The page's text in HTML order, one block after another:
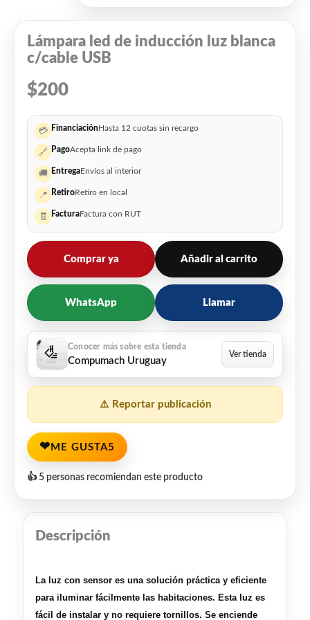
Lámpara led de inducción luz blanca
c/cable USB
$200
💳 FinanciaciónHasta 12 cuotas sin recargo
🔗 PagoAcepta link de pago
🚚 EntregaEnvíos al interior
📍 RetiroRetiro en local
🧾 FacturaFactura con RUT
Comprar ya Añadir al carrito
WhatsApp Llamar
Compumach Uruguay
⚠️ Reportar publicación
❤ ME GUSTA5
👍 5 personas recomiendan este producto
Descripción
La luz con sensor es una solución práctica y eficiente
para iluminar fácilmente las habitaciones. Esta luz es
fácil de instalar y no requiere tornillos. Se enciende